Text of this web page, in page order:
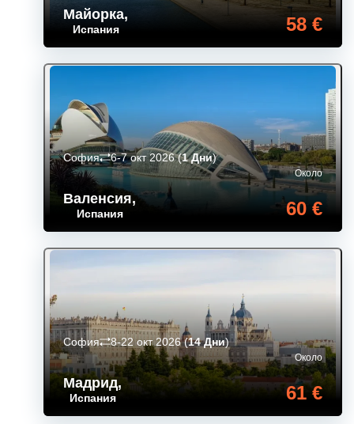
Майорка,
Испания 58 €
Валенсия,
Испания
Около
60 €
София 6-7 окт 2026(1 Дни)
Мадрид,
Испания
Около
61 €
София 8-22 окт 2026(14 Дни)